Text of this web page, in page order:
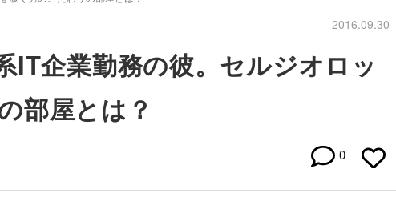
2016.09.30
IT企業勤務の彼。セルジオロッ
部屋とは？
0